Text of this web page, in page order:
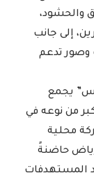
والحشود،
إلى جانب
وصور تدعم
يجمع
من نوعه في
ويستضيف أكثر من 200 شركة محلية
حاضنةً
المستهدفات